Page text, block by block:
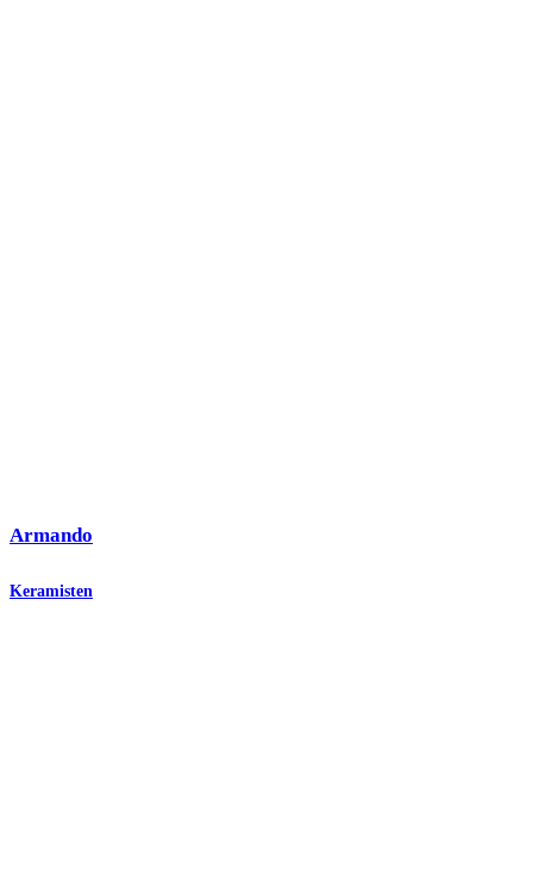
Armando
Keramisten